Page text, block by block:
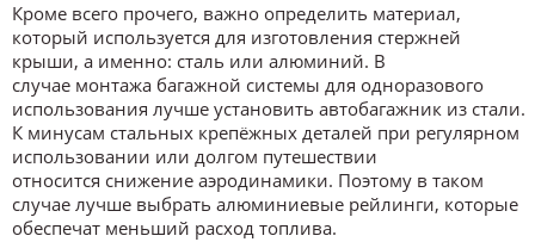
Кроме всего прочего, важно определить материал,
который используется для изготовления стержней
крыши, а именно: сталь или алюминий. В
случае монтажа багажной системы для одноразового
использования лучше установить автобагажник из стали.
К минусам стальных крепёжных деталей при регулярном
использовании или долгом путешествии
относится снижение аэродинамики. Поэтому в таком
случае лучше выбрать алюминиевые рейлинги, которые
обеспечат меньший расход топлива.